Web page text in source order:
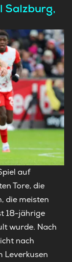
Salzburg,
auf
Tore, die
die meisten
18-jährige
wurde. Nach
nach
Leverkusen